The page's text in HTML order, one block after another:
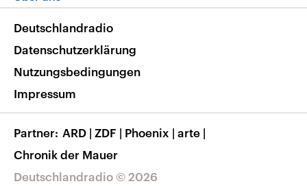
Deutschlandfunk App
Nachrichten App
Frequenzen
Veranstaltungen
Musikliste
RSS
Barrierefreiheit
Deutschlandradio © 2026
Deutschlandradio
Datenschutzerklärung
Nutzungsbedingungen
Impressum
Partner ARD | ZDF | Phoenix | arte |
Chronik der Mauer